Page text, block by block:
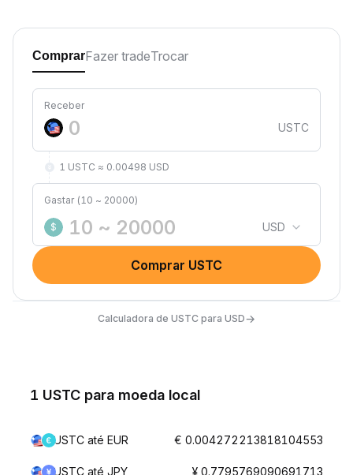
ComprarFazer tradeTrocar
Receber
USTC
1 USTC ≈ 0.00498 USD
Gastar (10 ~ 20000)
$ USD
Comprar USTC
Calculadora de USTC para USD→
1 USTC para moeda local
USTC até EUR € 0.004272213818104553
USTC até JPY ¥ 0.7795769090691713